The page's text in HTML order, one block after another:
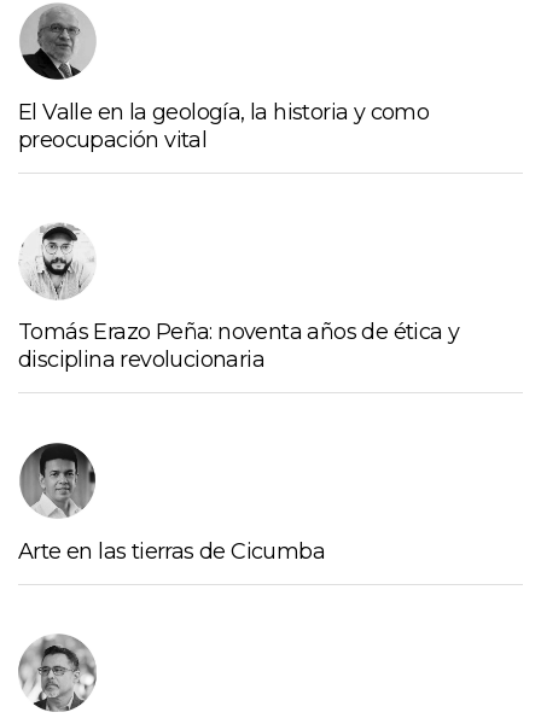
El Valle en la geología, la historia y como
preocupación vital
Tomás Erazo Peña: noventa años de ética y
disciplina revolucionaria
Arte en las tierras de Cicumba